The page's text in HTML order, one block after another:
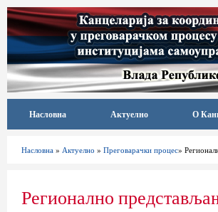
Насловна Актуелно О
Насловна » Актуелно » Преговарачки процес»
Регионално